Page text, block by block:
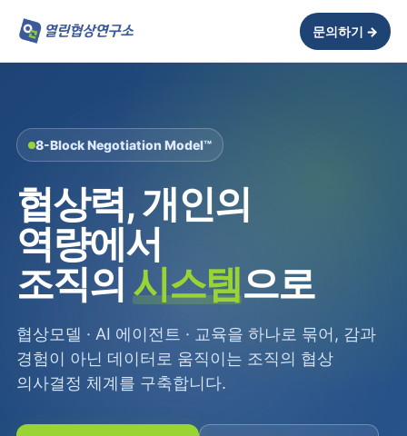
문의하기 →
8-Block Negotiation Model™
협상력, 개인의
역량에서
조직의 시스템으로
협상모델 · AI 에이전트 · 교육을 하나로 묶어, 감과
경험이 아닌 데이터로 움직이는 조직의 협상
의사결정 체계를 구축합니다.